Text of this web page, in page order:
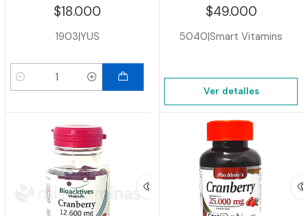
$18.000
1903|YUS
Cantidad
$49.000
5040|Smart Vitamins
Ver detalles